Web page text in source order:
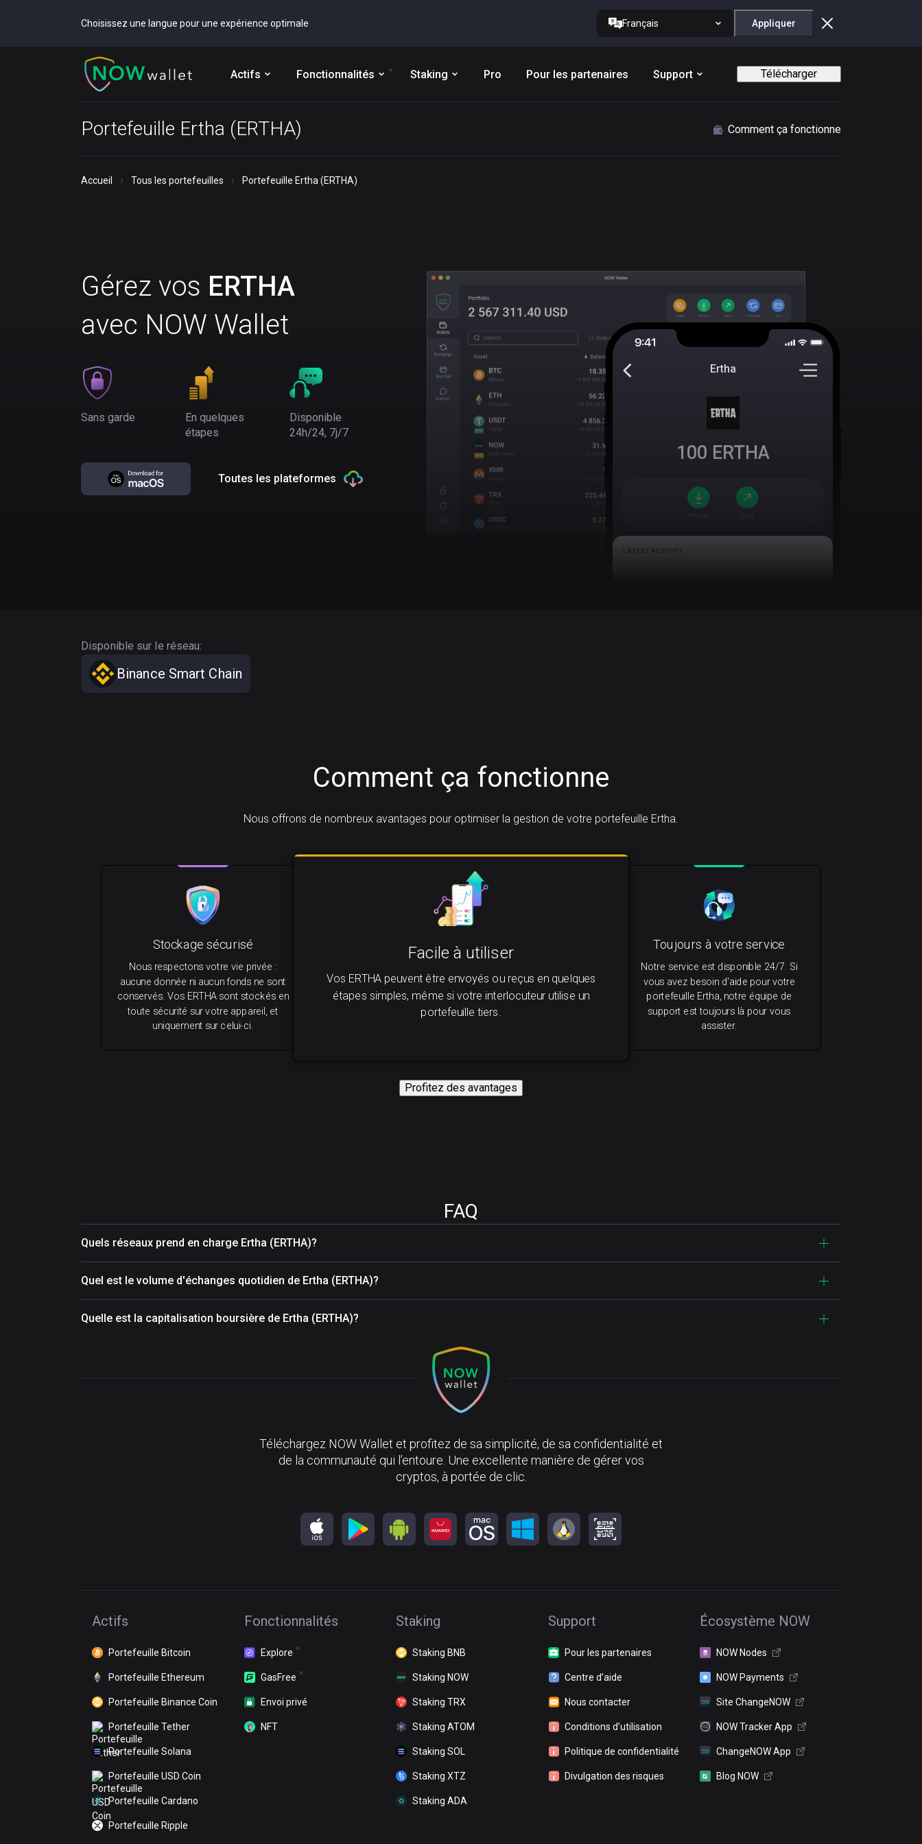
Choisissez une langue pour une expérience optimale Français Appliquer
Actifs Fonctionnalités Staking Pro Pour les partenaires Support Télécharger
Portefeuille Ertha (ERTHA) Comment ça fonctionne
Accueil Tous les portefeuilles Portefeuille Ertha (ERTHA)
Gérez vos ERTHA
avec NOW Wallet
Sans garde
En quelques
étapes
Disponible
24h/24, 7j/7
Toutes les plateformes
Ertha
100 ERTHA
Disponible sur le réseau:
Binance Smart Chain
Comment ça fonctionne
Nous offrons de nombreux avantages pour optimiser la gestion de votre portefeuille Ertha.
Facile à utiliser
Vos ERTHA peuvent être envoyés ou reçus en quelques
étapes simples, même si votre interlocuteur utilise un
portefeuille tiers.
Toujours à votre service
Notre service est disponible 24/7. Si
vous avez besoin d'aide pour votre
portefeuille Ertha, notre équipe de
support est toujours là pour vous
assister.
Stockage sécurisé
Nous respectons votre vie privée :
aucune donnée ni aucun fonds ne sont
conservés. Vos ERTHA sont stockés en
toute sécurité sur votre appareil, et
uniquement sur celui-ci.
Profitez des avantages
FAQ
Quels réseaux prend en charge Ertha (ERTHA)?
Quel est le volume d'échanges quotidien de Ertha (ERTHA)?
Quelle est la capitalisation boursière de Ertha (ERTHA)?
Téléchargez NOW Wallet et profitez de sa simplicité, de sa confidentialité et
de la communauté qui l’entoure. Une excellente manière de gérer vos
cryptos, à portée de clic.
Actifs
Portefeuille Bitcoin
Portefeuille Ethereum
Portefeuille Binance Coin
Portefeuille Tether
Portefeuille Solana
Portefeuille USD Coin
Portefeuille Cardano
Portefeuille Ripple
Fonctionnalités
Explore
GasFree
Envoi privé
NFT
Staking
Staking BNB
Staking NOW
Staking TRX
Staking ATOM
Staking SOL
Staking XTZ
Staking ADA
Support
Pour les partenaires
Centre d’aide
Nous contacter
Conditions d’utilisation
Politique de confidentialité
Divulgation des risques
Écosystème NOW
NOW Nodes
NOW Payments
Site ChangeNOW
NOW Tracker App
ChangeNOW App
Blog NOW